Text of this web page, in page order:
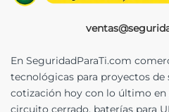
En SeguridadParaTi.com
tecnológicas para proyectos de
cotización hoy con lo último en
circuito cerrado, baterías para